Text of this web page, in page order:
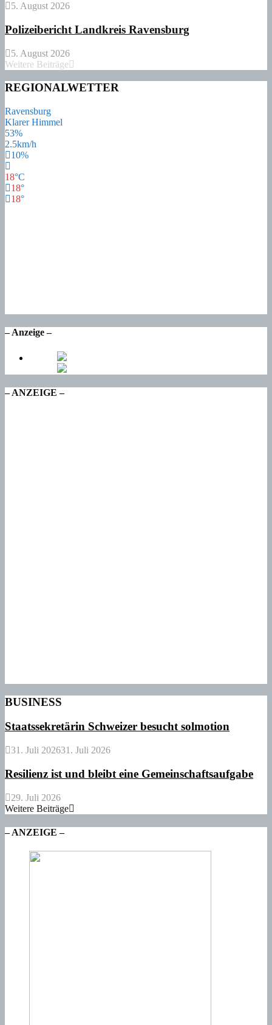
5. August 2026
Polizeibericht Landkreis Ravensburg
5. August 2026
Weitere Beiträge
REGIONALWETTER
Ravensburg
Klarer Himmel
53%
2.5km/h
10%
18°C
18°
18°
– Anzeige –
– ANZEIGE –
BUSINESS
Staatssekretärin Schweizer besucht solmotion
31. Juli 202631. Juli 2026
Resilienz ist und bleibt eine Gemeinschaftsaufgabe
29. Juli 2026
Weitere Beiträge
– ANZEIGE –